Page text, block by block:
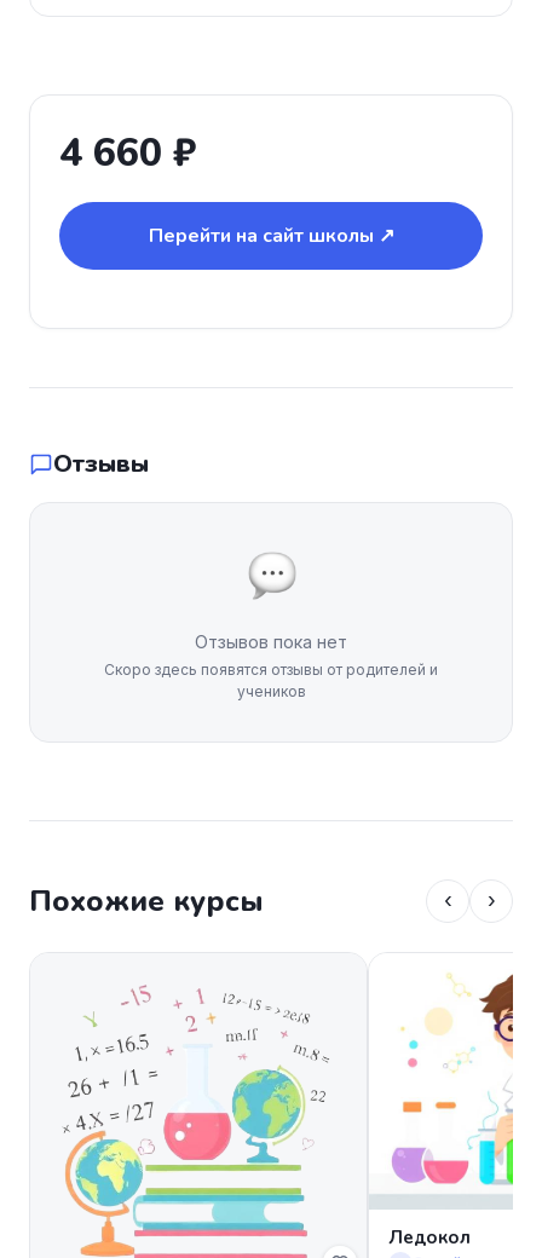
4 660 ₽
Перейти на сайт школы ↗
Отзывы
Отзывов пока нет
Скоро здесь появятся отзывы от родителей и
учеников
Похожие курсы ‹ ›
Ледокол